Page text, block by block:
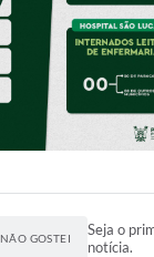
NÃO GOSTEI
Seja o
notícia.